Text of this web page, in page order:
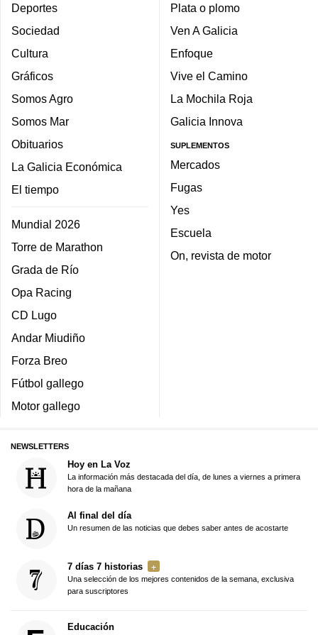
Deportes
Sociedad
Cultura
Gráficos
Somos Agro
Somos Mar
Obituarios
La Galicia Económica
El tiempo
Mundial 2026
Torre de Marathon
Grada de Río
Opa Racing
CD Lugo
Andar Miudiño
Forza Breo
Fútbol gallego
Motor gallego
Plata o plomo
Ven A Galicia
Enfoque
Vive el Camino
La Mochila Roja
Galicia Innova
SUPLEMENTOS
Mercados
Fugas
Yes
Escuela
On, revista de motor
NEWSLETTERS
Hoy en La Voz
La información más destacada del día, de lunes a viernes a primera
hora de la mañana
Al final del día
Un resumen de las noticias que debes saber antes de acostarte
7 días 7 historias
Una selección de los mejores contenidos de la semana, exclusiva
para suscriptores
Educación